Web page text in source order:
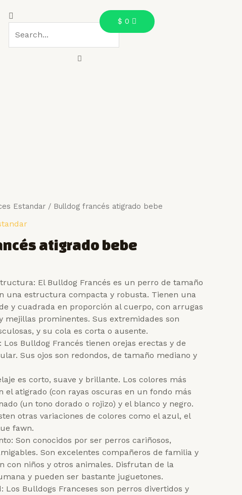
$ 0
Estandar / Bulldog francés atigrado bebe
atigrado bebe
El Bulldog Francés es un perro de tamaño
una estructura compacta y robusta. Tienen una
y cuadrada en proporción al cuerpo, con arrugas
mejillas prominentes. Sus extremidades son
y su cola es corta o ausente.
Los Bulldog Francés tienen orejas erectas y de
Sus ojos son redondos, de tamaño mediano y
es corto, suave y brillante. Los colores más
el atigrado (con rayas oscuras en un fondo más
(un tono dorado o rojizo) y el blanco y negro.
otras variaciones de colores como el azul, el
fawn.
Son conocidos por ser perros cariñosos,
Son excelentes compañeros de familia y
con niños y otros animales. Disfrutan de la
y pueden ser bastante juguetones.
Los Bulldogs Franceses son perros divertidos y